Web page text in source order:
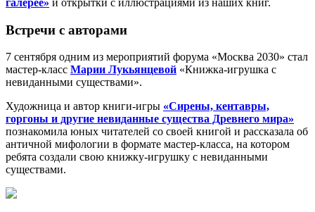
галерее» и открытки с иллюстрациями из наших книг.
Встречи с авторами
7 сентября одним из мероприятий форума «Москва 2030» стал
мастер-класс Марии Лукьянцевой «Книжка-игрушка с
невиданными существами».
Художница и автор книги-игры «Сирены, кентавры,
горгоны и другие невиданные существа Древнего мира»
познакомила юных читателей со своей книгой и рассказала об
античной мифологии в формате мастер-класса, на котором
ребята создали свою книжку-игрушку с невиданными
существами.